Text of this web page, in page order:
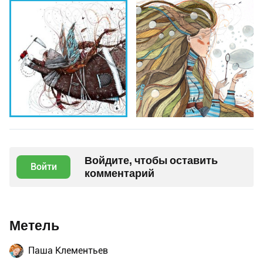
Войти
Войдите, чтобы оставить
комментарий
Метель
Паша Клементьев